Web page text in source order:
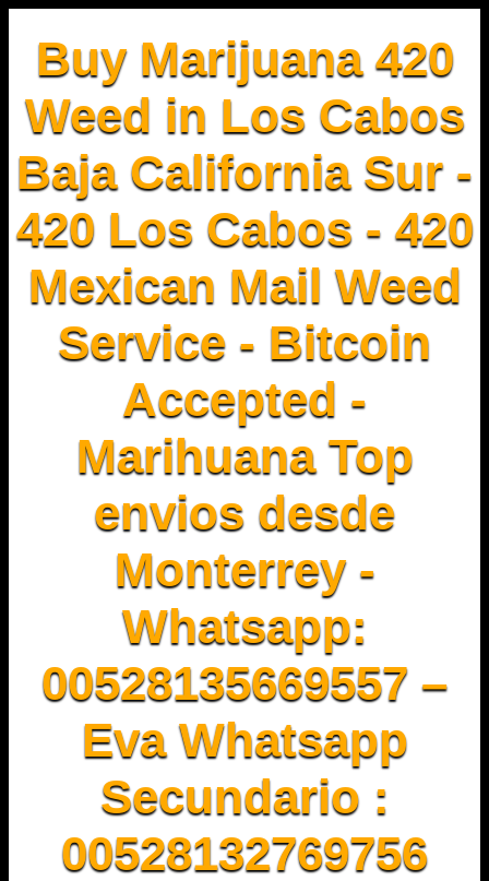
Buy Marijuana 420
Weed in Los Cabos
Baja California Sur -
420 Los Cabos - 420
Mexican Mail Weed
Service - Bitcoin
Accepted -
Marihuana Top
envios desde
Monterrey -
Whatsapp:
00528135669557 –
Eva Whatsapp
Secundario :
00528132769756